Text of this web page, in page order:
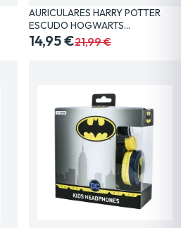
AURICULARES HARRY POTTER
ESCUDO HOGWARTS…
14,95 €21,99 €